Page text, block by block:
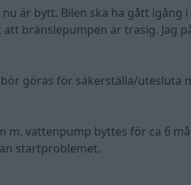
är bytt. Bilen ska ha gått igång
bränslepumpen är trasig. Jag
göras för säkerställa/utesluta
m. vattenpump byttes för ca 6
startproblemet.